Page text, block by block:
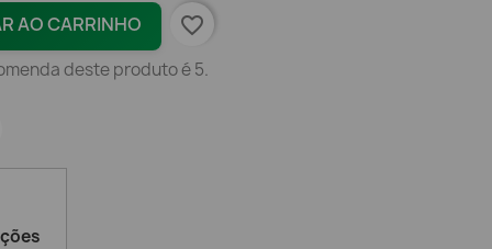
AO CARRINHO favorite_border
deste produto é 5.